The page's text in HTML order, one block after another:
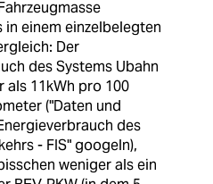
in einem einzelbelegten
Der
des Systems Ubahn
als 11kWh pro 100
("Daten und
des
- FIS" googeln),
weniger als ein